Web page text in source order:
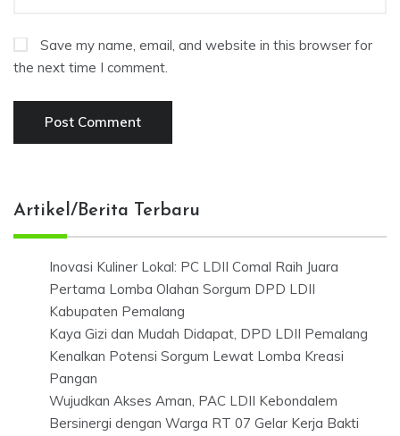
Save my name, email, and website in this browser for
the next time I comment.
Artikel/Berita Terbaru
Inovasi Kuliner Lokal: PC LDII Comal Raih Juara
Pertama Lomba Olahan Sorgum DPD LDII
Kabupaten Pemalang
Kaya Gizi dan Mudah Didapat, DPD LDII Pemalang
Kenalkan Potensi Sorgum Lewat Lomba Kreasi
Pangan
Wujudkan Akses Aman, PAC LDII Kebondalem
Bersinergi dengan Warga RT 07 Gelar Kerja Bakti